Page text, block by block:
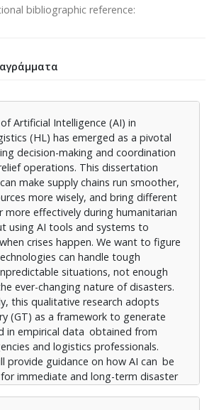
bibliographic reference
Artificial Intelligence (AI) in
(HL) has emerged as a pivotal
decision-making and coordination
operations. This dissertation
make supply chains run smoother,
more wisely, and bring different
effectively during humanitarian
using AI tools and systems to
crises happen. We want to figure
can handle tough
situations, not enough
ever-changing nature of disasters.
this qualitative research adopts
(GT) as a framework to generate
in empirical data obtained from
and logistics professionals.
provide guidance on how AI can be
immediate and long-term disaster